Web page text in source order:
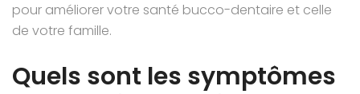
pour améliorer votre santé bucco-dentaire et celle
de votre famille.
Quels sont les symptômes